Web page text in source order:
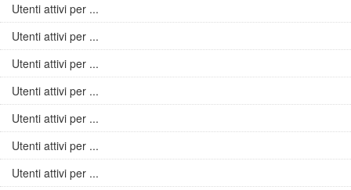
Utenti attivi per ...
Utenti attivi per ...
Utenti attivi per ...
Utenti attivi per ...
Utenti attivi per ...
Utenti attivi per ...
Utenti attivi per ...